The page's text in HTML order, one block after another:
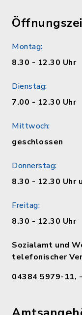
Montag:
8.30 - 12.30 Uhr
Dienstag:
7.00 - 12.30 Uhr
Mittwoch:
geschlossen
Donnerstag:
8.30 - 12.30 Uhr
Freitag:
8.30 - 12.30 Uhr
Sozialamt und
telefonischer
04384 5979-11,